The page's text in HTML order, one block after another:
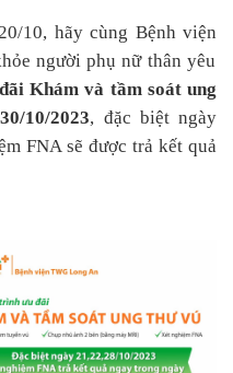
10, hãycùng Bệnh viện
người phụ nữ thân yêu
Khám và tầm soát ung
10/2023, đặc biệt ngày
FNA sẽ được trả kết quả